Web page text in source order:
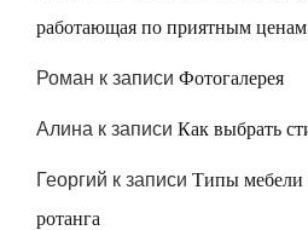
работающая по приятным ценам
Роман к записи Фотогалерея
Алина к записи Как выбрать
Георгий к записи Типы мебели
ротанга